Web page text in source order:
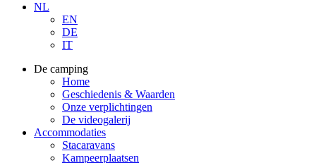
NL
EN
DE
IT
De camping
Home
Geschiedenis & Waarden
Onze verplichtingen
De videogalerij
Accommodaties
Stacaravans
Kampeerplaatsen